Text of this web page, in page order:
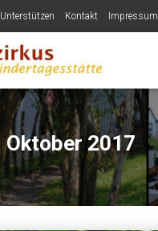
Unterstützen Kontakt Impressum
Oktober 2017